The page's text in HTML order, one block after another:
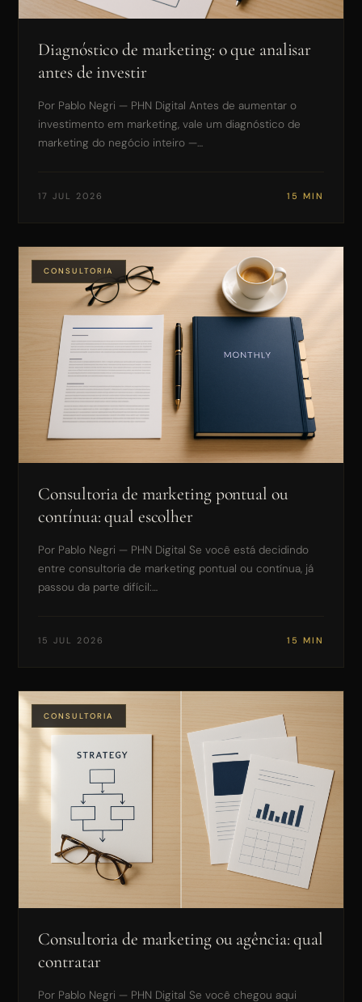
Diagnóstico de marketing: o que analisar
antes de investir
Por Pablo Negri — PHN Digital Antes de aumentar o
investimento em marketing, vale um diagnóstico de
marketing do negócio inteiro —…
17 JUL 2026 15 MIN
CONSULTORIA
Consultoria de marketing pontual ou
contínua: qual escolher
Por Pablo Negri — PHN Digital Se você está decidindo
entre consultoria de marketing pontual ou contínua, já
passou da parte difícil:…
15 JUL 2026 15 MIN
CONSULTORIA
Consultoria de marketing ou agência: qual
contratar
Por Pablo Negri — PHN Digital Se você chegou aqui